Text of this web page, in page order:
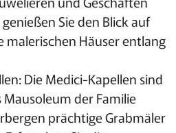
Sie den Blick auf
malerischen Häuser entlang
Die Medici-Kapellen sind
der Familie
prächtige Grabmäler